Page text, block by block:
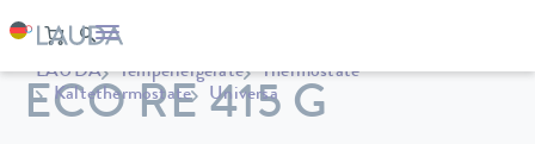
LAUDA Temperiergeräte
Thermostate
Kältethermostate
Universa
ECO RE 415 G